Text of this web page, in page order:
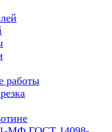
работы